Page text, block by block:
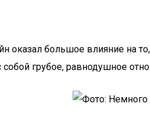
оказал большое влияние на
грубое, равнодушное